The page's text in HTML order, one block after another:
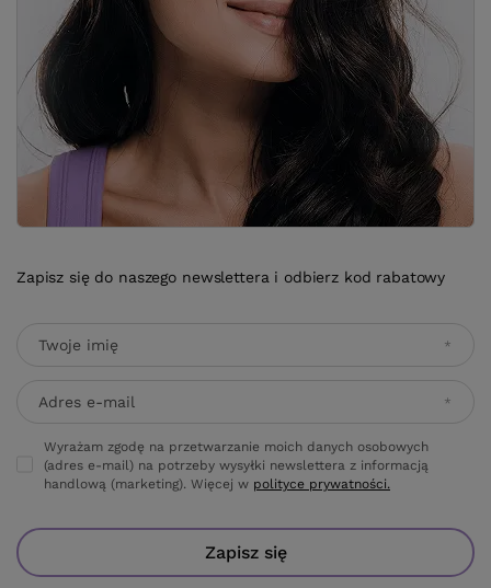
Zapisz się do naszego newslettera i odbierz kod rabatowy
Twoje imię
Adres e-mail
Wyrażam zgodę na przetwarzanie moich danych osobowych
(adres e-mail) na potrzeby wysyłki newslettera z informacją
handlową (marketing). Więcej w polityce prywatności.
Zapisz się